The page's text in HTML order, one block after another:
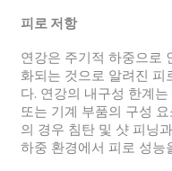
피로 저항
연강은 주기적 하중으로
화되는 것으로 알려진 피
다. 연강의 내구성 한계
또는 기계 부품의 구성
의 경우 침탄 및 샷 피닝
하중 환경에서 피로 성능